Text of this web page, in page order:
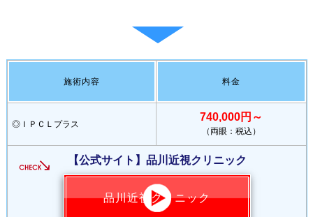
施術内容 料金
◎ＩＰＣＬプラス
740,000円～
（両眼：税込）
【公式サイト】品川近視クリニック
品川近視クリニック